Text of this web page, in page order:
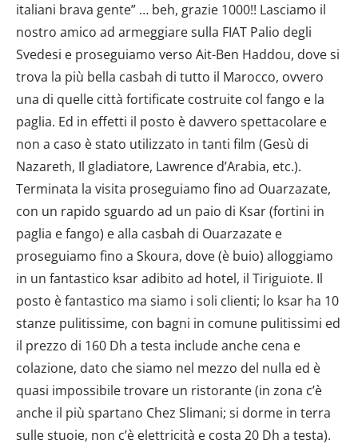
italiani brava gente” … beh, grazie 1000!! Lasciamo il
nostro amico ad armeggiare sulla FIAT Palio degli
Svedesi e proseguiamo verso Ait-Ben Haddou, dove si
trova la più bella casbah di tutto il Marocco, ovvero
una di quelle città fortificate costruite col fango e la
paglia. Ed in effetti il posto è davvero spettacolare e
non a caso è stato utilizzato in tanti film (Gesù di
Nazareth, Il gladiatore, Lawrence d’Arabia, etc.).
Terminata la visita proseguiamo fino ad Ouarzazate,
con un rapido sguardo ad un paio di Ksar (fortini in
paglia e fango) e alla casbah di Ouarzazate e
proseguiamo fino a Skoura, dove (è buio) alloggiamo
in un fantastico ksar adibito ad hotel, il Tiriguiote. Il
posto è fantastico ma siamo i soli clienti; lo ksar ha 10
stanze pulitissime, con bagni in comune pulitissimi ed
il prezzo di 160 Dh a testa include anche cena e
colazione, dato che siamo nel mezzo del nulla ed è
quasi impossibile trovare un ristorante (in zona c’è
anche il più spartano Chez Slimani; si dorme in terra
sulle stuoie, non c’è elettricità e costa 20 Dh a testa).